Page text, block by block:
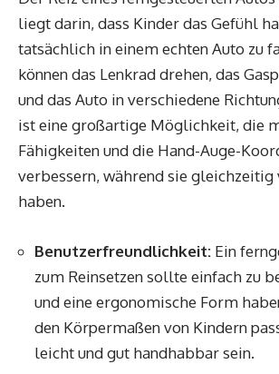
liegt darin, dass Kinder das Gefühl
tatsächlich in einem echten Auto zu
können das Lenkrad drehen, das
und das Auto in verschiedene
ist eine großartige Möglichkeit, die
Fähigkeiten und die Hand-Auge-
verbessern, während sie gleichzeitig
haben.
Benutzerfreundlichkeit: Ein
zum Reinsetzen sollte einfach zu
und eine ergonomische Form
den Körpermaßen von Kindern
leicht und gut handhabbar sein.